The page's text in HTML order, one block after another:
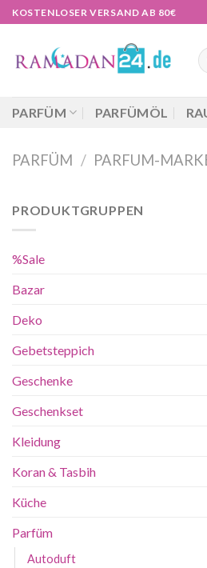
Zum
Inhalt
KOSTENLOSER VERSAND AB 80€
PARFÜM PARFÜMÖL
PARFÜM / PARFUM-
PRODUKTGRUPPEN
%Sale
Bazar
Deko
Gebetsteppich
Geschenke
Geschenkset
Kleidung
Koran & Tasbih
Küche
Parfüm
Autoduft